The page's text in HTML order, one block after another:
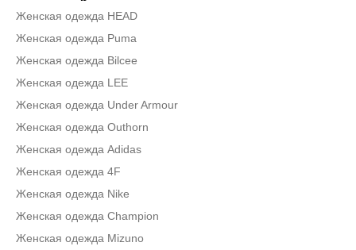
Женская одежда HEAD
Женская одежда Puma
Женская одежда Bilcee
Женская одежда LEE
Женская одежда Under Armour
Женская одежда Outhorn
Женская одежда Adidas
Женская одежда 4F
Женская одежда Nike
Женская одежда Champion
Женская одежда Mizuno